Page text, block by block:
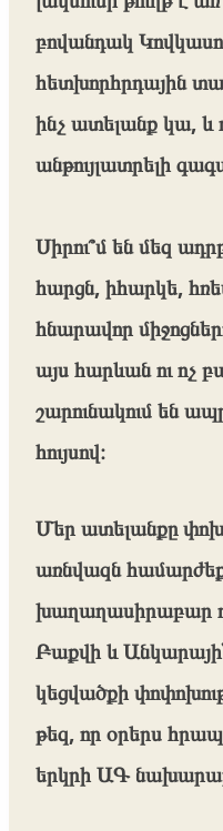
բովանդակ
հետխորհրդային
ինչ ատելանք կա, և
անթույլատրելի
Սիրու՞մ են մեզ
հարցն, իհարկե,
հնարավոր
այս հարևան ու ոչ
շարունակում են
հույսով։
Մեր ատելանքը
առնվազն
խաղաղասիրաբար
Բաքվի և
կեցվածքի
թեզ, որ օրերս
երկրի ԱԳ